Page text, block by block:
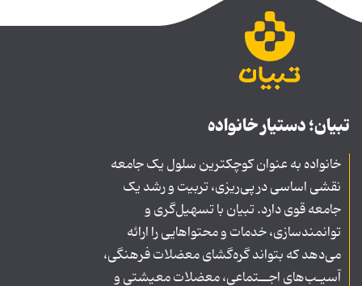
تبیان؛ دستیار خانواده
خانواده به عنوان کوچکترین سلول یک جامعه
نقشی اساسی در پی‌ریزی، تربیت و رشد یک
جامعه قوی دارد. تبیان با تسهیل‌گری و
توانمندسازی، خدمات و محتواهایی را ارائه
می‌دهد که بتواند گره‌گشای معضلات فرهنگی،
آسیـب‌های اجــتماعی، معضلات معیشتی و